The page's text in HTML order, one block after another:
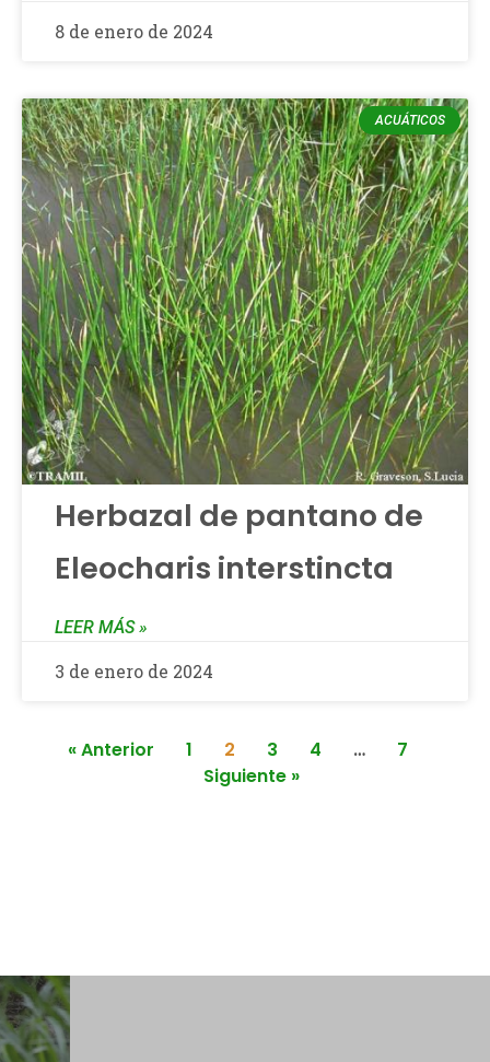
8 de enero de 2024
ACUÁTICOS
Herbazal de pantano de
Eleocharis interstincta
LEER MÁS »
3 de enero de 2024
« Anterior 1 2 3 4 …
7
Siguiente »